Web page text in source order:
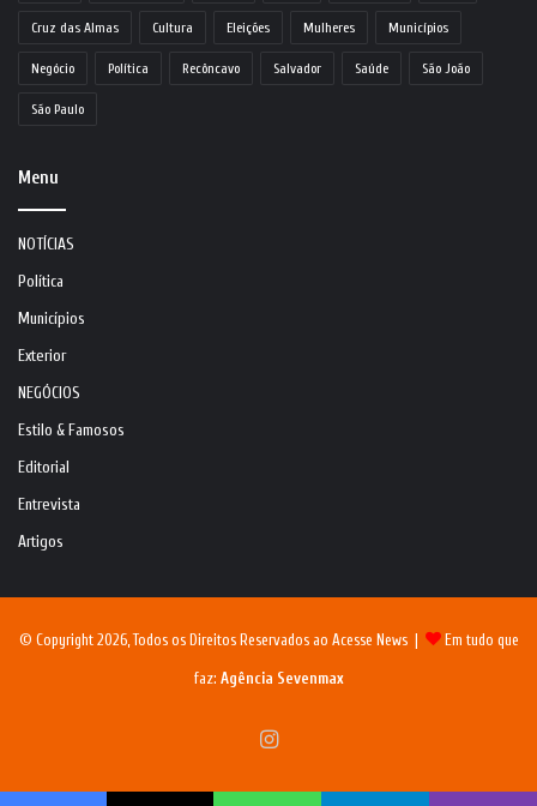
Cruz das Almas Cultura Eleições Mulheres Municípios
Negócio Política Recôncavo Salvador Saúde São João
São Paulo
Menu
NOTÍCIAS
Política
Municípios
Exterior
NEGÓCIOS
Estilo & Famosos
Editorial
Entrevista
Artigos
© Copyright 2026, Todos os Direitos Reservados ao Acesse News | Em tudo que
faz: Agência Sevenmax
Instagram